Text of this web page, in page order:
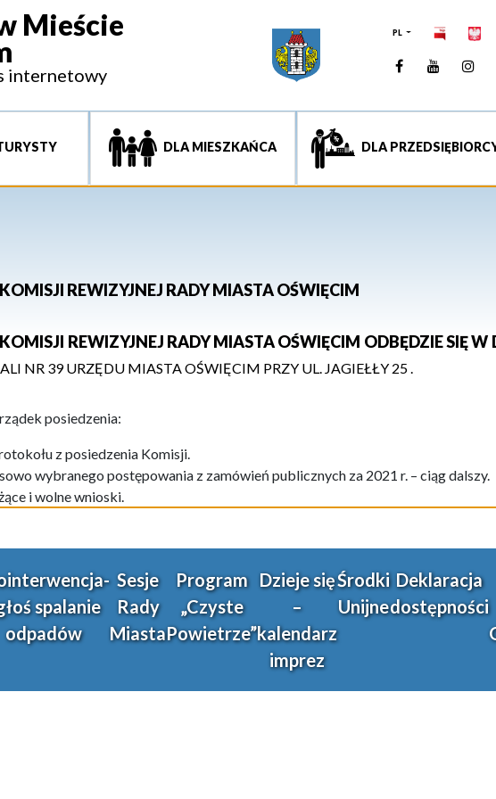
Mieście
internetowy
PL
Facebook
DLA MIESZKAŃCA DLA
REWIZYJNEJ RADY MIASTA OŚWIĘCIM
REWIZYJNEJ RADY MIASTA OŚWIĘCIM ODBĘDZIE SIĘ W
ALI NR 39URZĘDU MIASTAOŚWIĘCIM PRZY UL. JAGIEŁŁY 25.
posiedzenia:
z posiedzenia Komisji.
wybranego postępowania z zamówień publicznych za 2021 r. – ciąg dalszy.
i wolne wnioski.
spalanie
odpadów
Sesje
Rady
Miasta
Program
„Czyste
Powietrze”
Dzieje się
–
kalendarz
imprez
Środki
Unijne
Deklaracja
dostępności